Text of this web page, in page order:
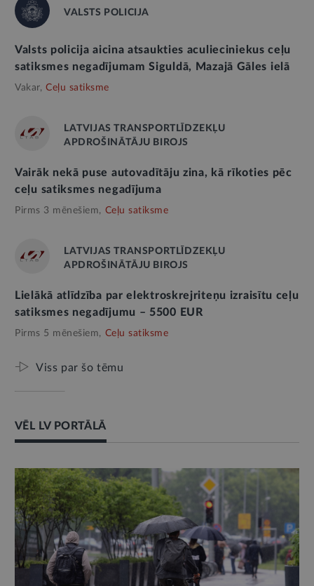
VALSTS POLICIJA
Valsts policija aicina atsaukties aculieciniekus ceļu
satiksmes negadījumam Siguldā, Mazajā Gāles ielā
Vakar, Ceļu satiksme
LATVIJAS TRANSPORTLĪDZEKĻU
APDROŠINĀTĀJU BIROJS
Vairāk nekā puse autovadītāju zina, kā rīkoties pēc
ceļu satiksmes negadījuma
Pirms 3 mēnešiem, Ceļu satiksme
LATVIJAS TRANSPORTLĪDZEKĻU
APDROŠINĀTĀJU BIROJS
Lielākā atlīdzība par elektroskrejriteņu izraisītu ceļu
satiksmes negadījumu – 5500 EUR
Pirms 5 mēnešiem, Ceļu satiksme
Viss par šo tēmu
VĒL LV PORTĀLĀ